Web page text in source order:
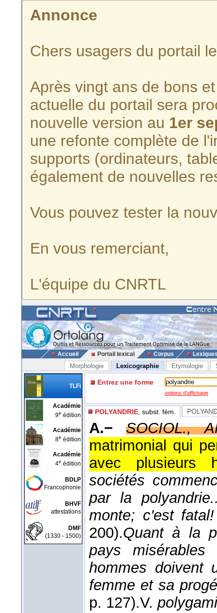
Annonce
Chers usagers du portail
Après vingt ans de bons
actuelle du portail sera
nouvelle version au 1er
une refonte complète de
supports (ordinateurs,
également de nouvelles
Vous pouvez tester la
En vous remerciant,
L'équipe du CNRTL
Accueil Portail lexical Corpus
Morphologie Lexicographie Etymologie
TLFi
Académie
9e édition
Académie
8e édition
Académie
4e édition
BDLP
Francophonie
BHVF
attestations
DMF
(1330 - 1500)
Entrez une forme
options d'affichage
POLYANDRIE , subst. fém.
A.−
SOCIOL.,
matrimonial qui
avec plusieurs
sociétés
par la
monte; c'est fatal!
200).Quant à la
pays
hommes doivent
femme et sa
p. 127).V.